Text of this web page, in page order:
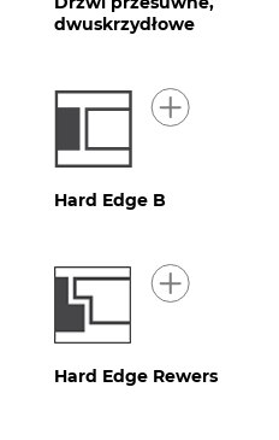
dwuskrzydłowe
Hard Edge B
Hard Edge Rewers